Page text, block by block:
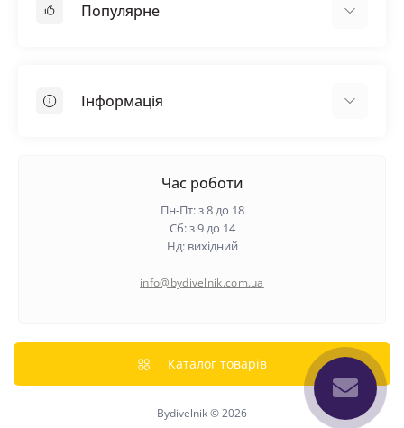
Популярне
Самовирівнююча суміш
Інформація
Гарантія та повернення
Політика конфіденційності
Час роботи
Пн-Пт: з 8 до 18
Сб: з 9 до 14
Нд: вихідний
info@bydivelnik.com.ua
Каталог товарів
Bydivelnik © 2026